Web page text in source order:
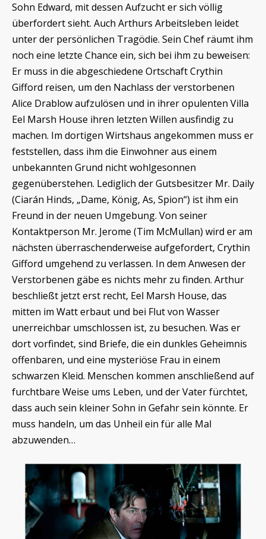
Sohn Edward, mit dessen Aufzucht er sich völlig
überfordert sieht. Auch Arthurs Arbeitsleben leidet
unter der persönlichen Tragödie. Sein Chef räumt ihm
noch eine letzte Chance ein, sich bei ihm zu beweisen:
Er muss in die abgeschiedene Ortschaft Crythin
Gifford reisen, um den Nachlass der verstorbenen
Alice Drablow aufzulösen und in ihrer opulenten Villa
Eel Marsh House ihren letzten Willen ausfindig zu
machen. Im dortigen Wirtshaus angekommen muss er
feststellen, dass ihm die Einwohner aus einem
unbekannten Grund nicht wohlgesonnen
gegenüberstehen. Lediglich der Gutsbesitzer Mr. Daily
(Ciarán Hinds, „Dame, König, As, Spion“) ist ihm ein
Freund in der neuen Umgebung. Von seiner
Kontaktperson Mr. Jerome (Tim McMullan) wird er am
nächsten überraschenderweise aufgefordert, Crythin
Gifford umgehend zu verlassen. In dem Anwesen der
Verstorbenen gäbe es nichts mehr zu finden. Arthur
beschließt jetzt erst recht, Eel Marsh House, das
mitten im Watt erbaut und bei Flut von Wasser
unerreichbar umschlossen ist, zu besuchen. Was er
dort vorfindet, sind Briefe, die ein dunkles Geheimnis
offenbaren, und eine mysteriöse Frau in einem
schwarzen Kleid. Menschen kommen anschließend auf
furchtbare Weise ums Leben, und der Vater fürchtet,
dass auch sein kleiner Sohn in Gefahr sein könnte. Er
muss handeln, um das Unheil ein für alle Mal
abzuwenden…